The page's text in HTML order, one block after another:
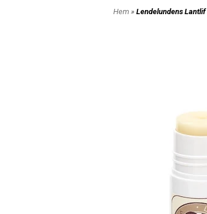
Hem » Lendelundens Lantlif